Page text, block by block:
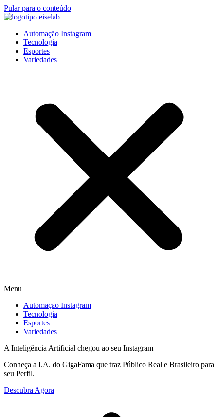
Pular para o conteúdo
Automação Instagram
Tecnologia
Esportes
Variedades
Menu
Automação Instagram
Tecnologia
Esportes
Variedades
A Inteligência Artificial chegou ao seu Instagram
Conheça a I.A. do GigaFama que traz Público Real e Brasileiro para
seu Perfil.
Descubra Agora